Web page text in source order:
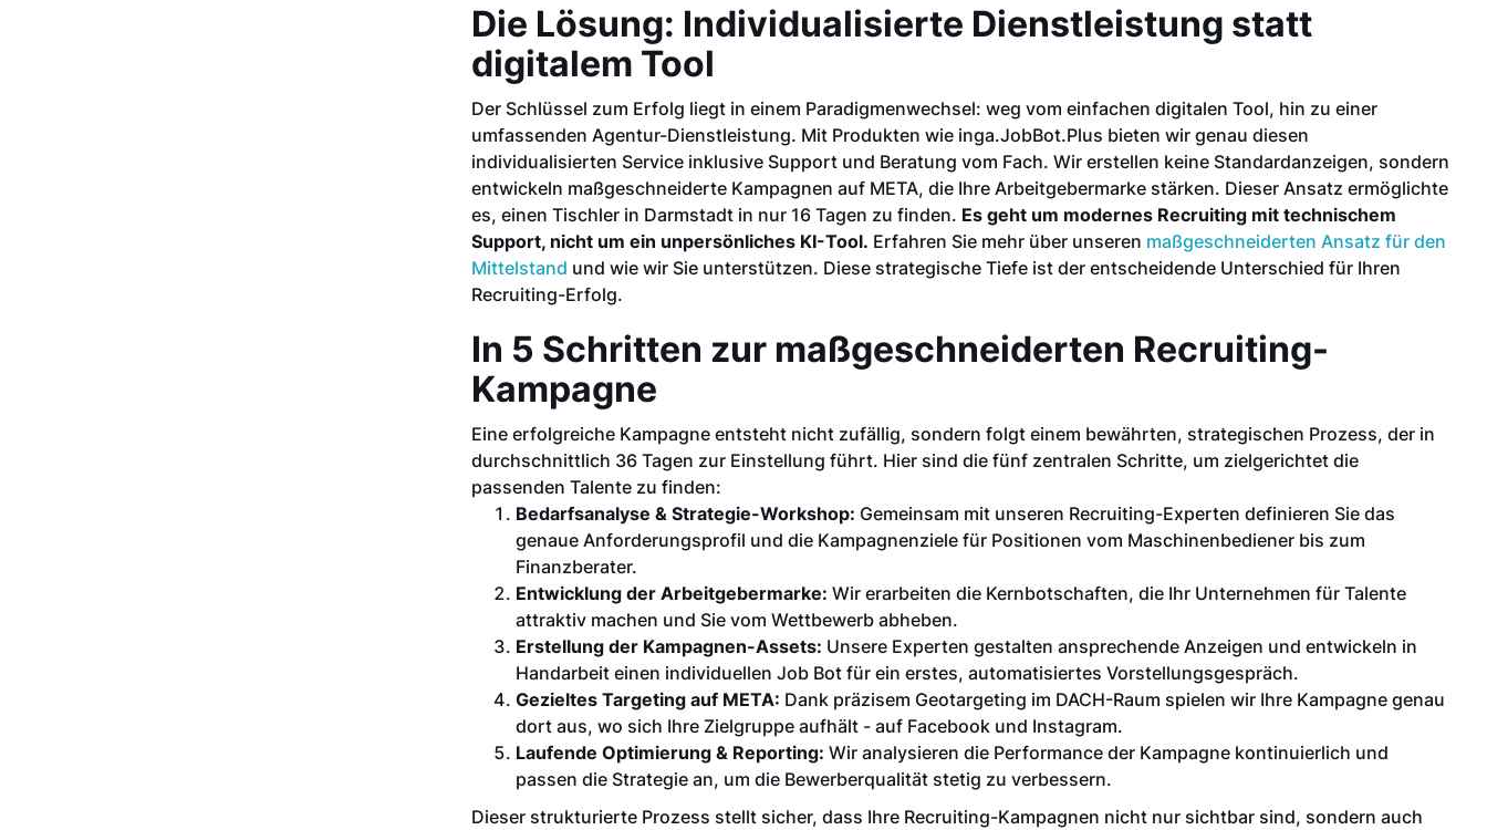
Die Lösung: Individualisierte Dienstleistung statt
digitalem Tool
Der Schlüssel zum Erfolg liegt in einem Paradigmenwechsel: weg vom einfachen digitalen Tool, hin zu einer
umfassenden Agentur-Dienstleistung. Mit Produkten wie inga.JobBot.Plus bieten wir genau diesen
individualisierten Service inklusive Support und Beratung vom Fach. Wir erstellen keine Standardanzeigen, sondern
entwickeln maßgeschneiderte Kampagnen auf META, die Ihre Arbeitgebermarke stärken. Dieser Ansatz ermöglichte
es, einen Tischler in Darmstadt in nur 16 Tagen zu finden. Es geht um modernes Recruiting mit technischem
Support, nicht um ein unpersönliches KI-Tool. Erfahren Sie mehr über unseren maßgeschneiderten Ansatz für den
Mittelstand und wie wir Sie unterstützen. Diese strategische Tiefe ist der entscheidende Unterschied für Ihren
Recruiting-Erfolg.
In 5 Schritten zur maßgeschneiderten Recruiting-
Kampagne
Eine erfolgreiche Kampagne entsteht nicht zufällig, sondern folgt einem bewährten, strategischen Prozess, der in
durchschnittlich 36 Tagen zur Einstellung führt. Hier sind die fünf zentralen Schritte, um zielgerichtet die
passenden Talente zu finden:
Bedarfsanalyse & Strategie-Workshop: Gemeinsam mit unseren Recruiting-Experten definieren Sie das
genaue Anforderungsprofil und die Kampagnenziele für Positionen vom Maschinenbediener bis zum
Finanzberater.
Entwicklung der Arbeitgebermarke: Wir erarbeiten die Kernbotschaften, die Ihr Unternehmen für Talente
attraktiv machen und Sie vom Wettbewerb abheben.
Erstellung der Kampagnen-Assets: Unsere Experten gestalten ansprechende Anzeigen und entwickeln in
Handarbeit einen individuellen Job Bot für ein erstes, automatisiertes Vorstellungsgespräch.
Gezieltes Targeting auf META: Dank präzisem Geotargeting im DACH-Raum spielen wir Ihre Kampagne genau
dort aus, wo sich Ihre Zielgruppe aufhält - auf Facebook und Instagram.
Laufende Optimierung & Reporting: Wir analysieren die Performance der Kampagne kontinuierlich und
passen die Strategie an, um die Bewerberqualität stetig zu verbessern.
Dieser strukturierte Prozess stellt sicher, dass Ihre Recruiting-Kampagnen nicht nur sichtbar sind, sondern auch